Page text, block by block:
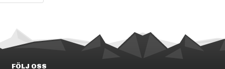
FÖLJ OSS